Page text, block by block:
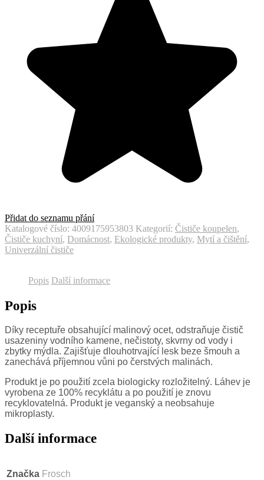
Přidat do seznamu přání
Katalogové číslo: 4009175953803 Kategorií: Čističe koupelen,
Čističe kuchyní, Domácnost, Ekologické produkty, Mytí a čištění,
Univerzální čističe
Popis Další informace
Popis
Díky receptuře obsahující malinový ocet, odstraňuje čistič
usazeniny vodního kamene, nečistoty, skvrny od vody i
zbytky mýdla. Zajišťuje dlouhotrvající lesk beze šmouh a
zanechává příjemnou vůni po čerstvých malinách.
Produkt je po použití zcela biologicky rozložitelný. Láhev je
vyrobena ze 100% recyklátu a po použití je znovu
recyklovatelná. Produkt je veganský a neobsahuje
mikroplasty.
Další informace
Značka Frosch